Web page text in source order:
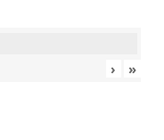
› »